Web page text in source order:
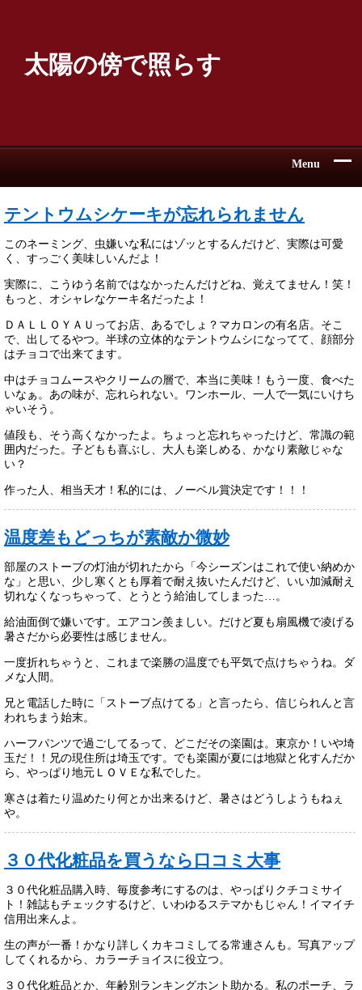
太陽の傍で照らす
Menu
テントウムシケーキが忘れられません
このネーミング、虫嫌いな私にはゾッとするんだけど、実際は可愛
く、すっごく美味しいんだよ！
実際に、こうゆう名前ではなかったんだけどね、覚えてません！笑！
もっと、オシャレなケーキ名だったよ！
ＤＡＬＬＯＹＡＵってお店、あるでしょ？マカロンの有名店。そこ
で、出してるやつ。半球の立体的なテントウムシになってて、顔部分
はチョコで出来てます。
中はチョコムースやクリームの層で、本当に美味！もう一度、食べた
いなぁ。あの味が、忘れられない。ワンホール、一人で一気にいけち
ゃいそう。
値段も、そう高くなかったよ。ちょっと忘れちゃったけど、常識の範
囲内だった。子どもも喜ぶし、大人も楽しめる、かなり素敵じゃな
い？
作った人、相当天才！私的には、ノーベル賞決定です！！！
温度差もどっちが素敵か微妙
部屋のストーブの灯油が切れたから「今シーズンはこれで使い納めか
な」と思い、少し寒くとも厚着で耐え抜いたんだけど、いい加減耐え
切れなくなっちゃって、とうとう給油してしまった…。
給油面倒で嫌いです。エアコン羨ましい。だけど夏も扇風機で凌げる
暑さだから必要性は感じません。
一度折れちゃうと、これまで楽勝の温度でも平気で点けちゃうね。ダ
メな人間。
兄と電話した時に「ストーブ点けてる」と言ったら、信じられんと言
われちまう始末。
ハーフパンツで過ごしてるって、どこだその楽園は。東京か！いや埼
玉だ！！兄の現住所は埼玉です。でも楽園が夏には地獄と化すんだか
ら、やっぱり地元ＬＯＶＥな私でした。
寒さは着たり温めたり何とか出来るけど、暑さはどうしようもねぇ
や。
３０代化粧品を買うなら口コミ大事
３０代化粧品購入時、毎度参考にするのは、やっぱりクチコミサイ
ト！雑誌もチェックするけど、いわゆるステマかもじゃん！イマイチ
信用出来んよ。
生の声が一番！かなり詳しくカキコミしてる常連さんも。写真アップ
してくれるから、カラーチョイスに役立つ。
３０代化粧品とか、年齢別ランキングホント助かる。私のポーチ、ラ